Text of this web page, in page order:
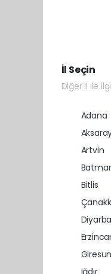
İl Seçin
Diğer il ile
Adana
Artvin
Bitlis
Giresun